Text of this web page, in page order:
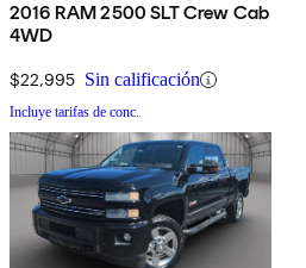
2016 RAM 2500 SLT Crew Cab
4WD
$22,995 Sin calificación
Incluye tarifas de conc.